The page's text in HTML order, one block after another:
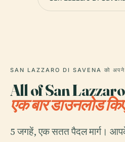
SAN LAZZARO DI SAVENA को अपने
All of San
एक बार डाउनलोड
5 जगहें, एक सतत पैदल मार्ग।